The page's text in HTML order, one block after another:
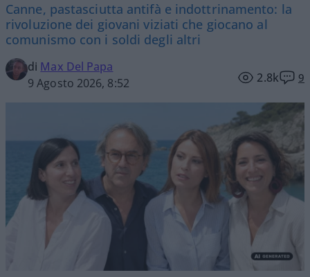
Canne, pastasciutta antifà e indottrinamento: la
rivoluzione dei giovani viziati che giocano al
comunismo con i soldi degli altri
di Max Del Papa
9 Agosto 2026, 8:52
2.8k 9